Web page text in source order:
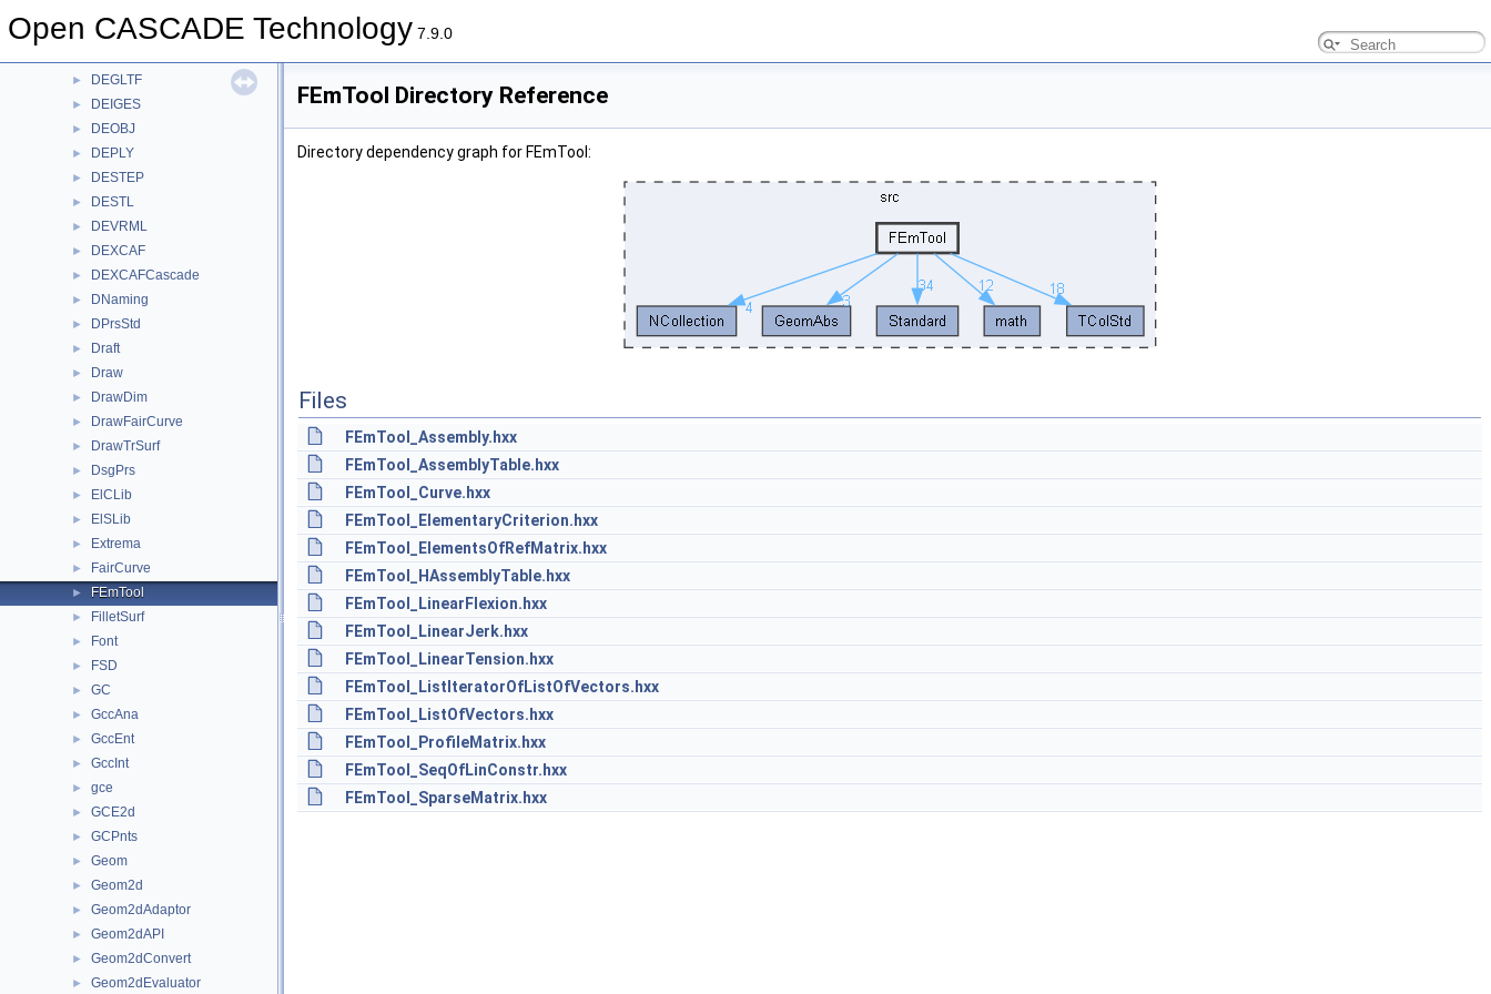
Open CASCADE Technology 7.9.0
► DEBREP
► DEGLTF
► DEIGES
► DEOBJ
► DEPLY
► DESTEP
► DESTL
► DEVRML
► DEXCAF
► DEXCAFCascade
► DNaming
► DPrsStd
► Draft
► Draw
► DrawDim
► DrawFairCurve
► DrawTrSurf
► DsgPrs
► ElCLib
► ElSLib
► Extrema
► FairCurve
► FEmTool
► FilletSurf
► Font
► FSD
► GC
► GccAna
► GccEnt
► GccInt
► gce
► GCE2d
► GCPnts
► Geom
► Geom2d
► Geom2dAdaptor
► Geom2dAPI
► Geom2dConvert
► Geom2dEvaluator
FEmTool Directory Reference
Directory dependency graph for FEmTool:
Files
FEmTool_Assembly.hxx
FEmTool_AssemblyTable.hxx
FEmTool_Curve.hxx
FEmTool_ElementaryCriterion.hxx
FEmTool_ElementsOfRefMatrix.hxx
FEmTool_HAssemblyTable.hxx
FEmTool_LinearFlexion.hxx
FEmTool_LinearJerk.hxx
FEmTool_LinearTension.hxx
FEmTool_ListIteratorOfListOfVectors.hxx
FEmTool_ListOfVectors.hxx
FEmTool_ProfileMatrix.hxx
FEmTool_SeqOfLinConstr.hxx
FEmTool_SparseMatrix.hxx